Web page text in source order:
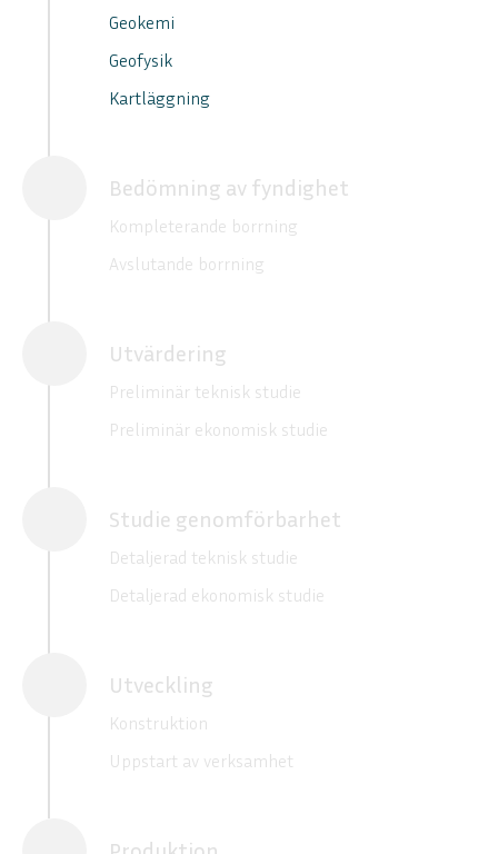
Geokemi
Geofysik
Kartläggning
Bedömning av fyndighet
Kompleterande borrning
Avslutande borrning
Utvärdering
Preliminär teknisk studie
Preliminär ekonomisk studie
Studie genomförbarhet
Detaljerad teknisk studie
Detaljerad ekonomisk studie
Utveckling
Konstruktion
Uppstart av verksamhet